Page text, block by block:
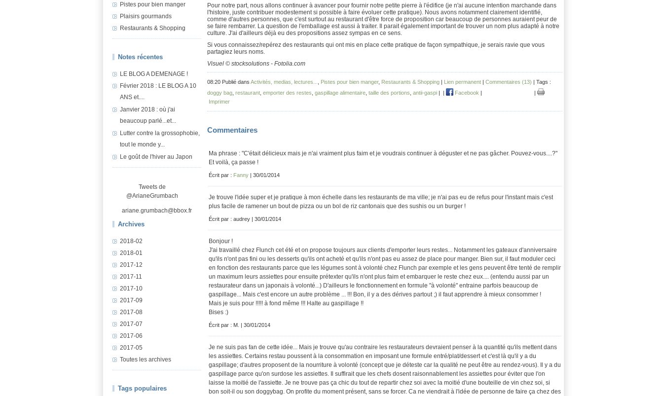
Pistes pour bien manger
Plaisirs gourmands
Restaurants & Shopping
Notes récentes
LE BLOG A DEMENAGE !
Février 2018 : LE BLOG A 10
ANS et....
Janvier 2018 : où j'ai
beaucoup parlé...et...
Lutter contre la grossophobie,
tout le monde y...
Le goût de l'hiver au Japon
Tweets de
@ArianeGrumbach
ariane.grumbach@bbox.fr
Archives
2018-02
2018-01
2017-12
2017-11
2017-10
2017-09
2017-08
2017-07
2017-06
2017-05
Toutes les archives
Tags populaires
Pour notre part, nous allons continuer à avancer pour fournir notre petite pierre à l'édifice (je n'ai aucune intention marchande dans
l'histoire, juste contribuer modestement si possible à faire évoluer cette pratique). Nous avons notamment clairement identifié,
comme d'autres personnes, que c'est surtout au restaurant d'être force de proposition car beaucoup de personnes auraient peur de
se faire rembarrer. La question de l'emballage est aussi à traiter. Il parait également important de trouver un nom plus adapté à notre
culture. J'ai d'ailleurs déjà eu des propositions assez sympas en ce sens.
Si vous connaissez/repérez des restaurants qui ont mis en place cette pratique de façon sympathique, je serais ravie que vous
partagiez leurs noms.
Visuel © stocksolutions - Fotolia.com
08:20 Publié dans Activités, medias, lectures... Pistes pour bien manger, Restaurants & Shopping | Lien permanent | Commentaires (13) | Tags :
doggy bag restaurant emporter des restes gaspillage alimentaire taille des portions antii-gaspi | | Facebook |
|
Imprimer
Commentaires
Ma phrase : "C'était délicieux mais je n'ai vraiment plus faim et je voudrais continuer à déguster et ne pas gâcher. Pouvez-vous....?"
Et voilà, ça passe !
Écrit par : Fanny | 30/01/2014
Je trouve l'idée super et je pratique à mon échelle dans les restaurants de ma ville; je n'ai pas eu de refus pour l'instant mais c'est
plus facile de ramener un bout de pizza ou un bol de riz cantonais que des sushis ou un burger !
Écrit par : audrey | 30/01/2014
Bonjour !
J'ai travaillé chez Flunch cet été et on propose toujours aux clients d'emporter leurs restes... Notamment les gateaux d'anniversaire
qu'ils n'ont pas fini ou les desserts qu'ils ont acheté et qu'ils n'ont pas eu assez de place pour manger. Bien sur, il faut moduler ceci
en fonction des restaurants parce que les légumes sont à volonté chez Flunch par exemple et les gens peuvent être tenté de remplir
un maximum leurs assiettes pour ensuite prétexter qu'ils n'ont plus faim et embarquer le reste chez eux.... (entendu aussi par un
restaurateur dans un japonais à volonté...) D'ailleurs le fonctionnement en formule "à volonté" entraine parfois beaucoup de
gaspillage... Mais c'est encore un autre problème ... !!! Bon, il y a des dérives partout ;) il faut apprendre à mieux consommer !
Mais je suis pour !!!!! à fond même !!! Halte au gaspillage !!
Bises :)
Écrit par : M. | 30/01/2014
Je ne suis pas fan de cette idée... Mais je trouve qu'au contraire les restaurateurs devraient penser à la quantité qu'ils mettent dans
les assiettes. Certains restau poussent à la consommation en imposant une formule entré/plat/dessert et c'est là qu'il y a du
gaspillage; d'autres proposent de la nourriture à volonté (concept que je déteste car la qualité ne peut être au rendez-vous). Il y a du
gaspillage parce qu'on surdose les assiettes. Il suffirait que les chefs dosent raisonnablement les assiettes pour éviter que l'on
laisse la moitié de l'assiette. Je ne trouve pas ça chic du tout de repartir chez soi avec la moitié d'une bouteille de vin chez soi, si
bon soit-il ou son doggybag. On profite du moment présent, sans se forcer. Ca ne viendrait à l'idée de personne de faire ça chez des